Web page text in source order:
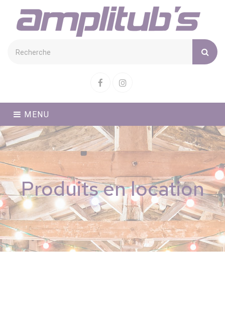
FacebookInstagram
MENU
Produits en location
Cookies management panel